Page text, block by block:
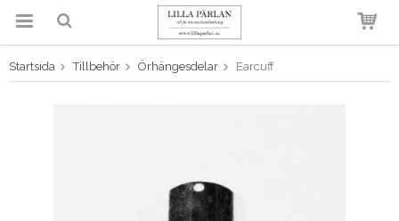
Produkten har blivit tillagd i
varukorgen
Startsida Tillbehör Örhängesdelar Earcuff